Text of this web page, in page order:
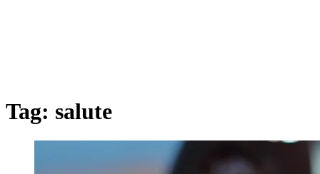
Tag: salute